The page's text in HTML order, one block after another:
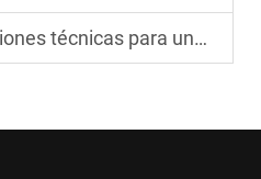
batería solar de almacenamiento de ciclo prolongado